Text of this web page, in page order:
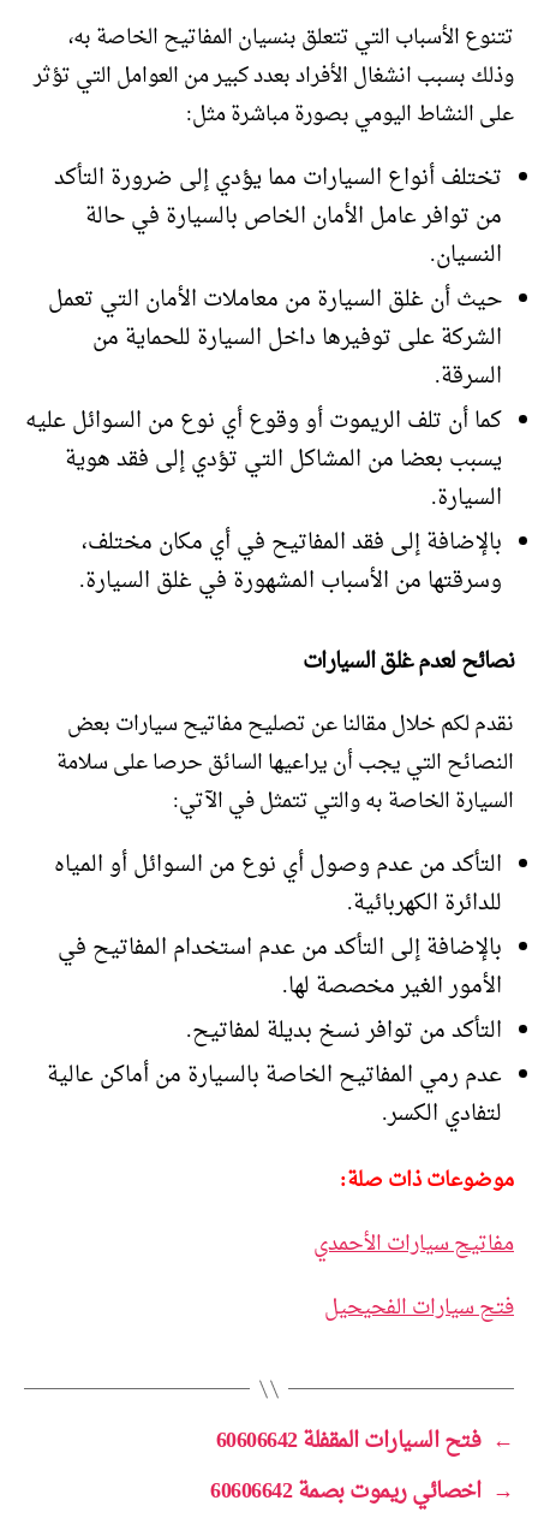
تتنوع الأسباب التي تتعلق بنسيان المفاتيح الخاصة به،
وذلك بسبب انشغال الأفراد بعدد كبير من العوامل التي تؤثر
على النشاط اليومي بصورة مباشرة مثل:
تختلف أنواع السيارات مما يؤدي إلى ضرورة التأكد
من توافر عامل الأمان الخاص بالسيارة في حالة
النسيان.
حيث أن غلق السيارة من معاملات الأمان التي تعمل
الشركة على توفيرها داخل السيارة للحماية من
السرقة.
كما أن تلف الريموت أو وقوع أي نوع من السوائل عليه
يسبب بعضا من المشاكل التي تؤدي إلى فقد هوية
السيارة.
بالإضافة إلى فقد المفاتيح في أي مكان مختلف،
وسرقتها من الأسباب المشهورة في غلق السيارة.
نصائح لعدم غلق السيارات
نقدم لكم خلال مقالنا عن تصليح مفاتيح سيارات بعض
النصائح التي يجب أن يراعيها السائق حرصا على سلامة
السيارة الخاصة به والتي تتمثل في الآتي:
التأكد من عدم وصول أي نوع من السوائل أو المياه
للدائرة الكهربائية.
بالإضافة إلى التأكد من عدم استخدام المفاتيح في
الأمور الغير مخصصة لها.
التأكد من توافر نسخ بديلة لمفاتيح.
عدم رمي المفاتيح الخاصة بالسيارة من أماكن عالية
لتفادي الكسر.
موضوعات ذات صلة:
مفاتيح سيارات الأحمدي
فتح سيارات الفحيحيل
← فتح السيارات المقفلة 60606642
→ اخصائي ريموت بصمة 60606642